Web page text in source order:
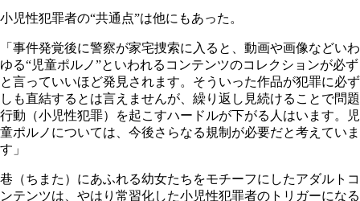
小児性犯罪者の“共通点”は他にもあった。
「事件発覚後に警察が家宅捜索に入ると、動画や画像などいわ
ゆる“児童ポルノ”といわれるコンテンツのコレクションが必ず
と言っていいほど発見されます。そういった作品が犯罪に必ず
しも直結するとは言えませんが、繰り返し見続けることで問題
行動（小児性犯罪）を起こすハードルが下がる人はいます。児
童ポルノについては、今後さらなる規制が必要だと考えていま
す」
巷（ちまた）にあふれる幼女たちをモチーフにしたアダルトコ
ンテンツは、やはり常習化した小児性犯罪者のトリガーになる